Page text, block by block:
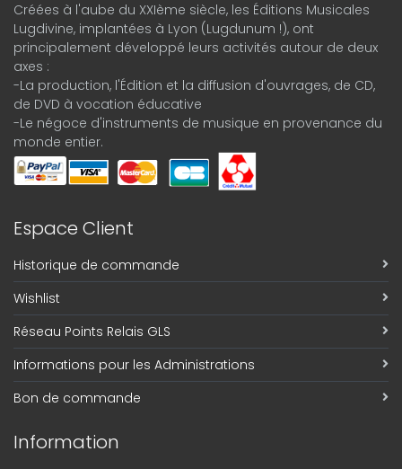
Créées à l'aube du XXIème siècle, les Éditions Musicales
Lugdivine, implantées à Lyon (Lugdunum !), ont
principalement développé leurs activités autour de deux
axes :
-La production, l'Édition et la diffusion d'ouvrages, de CD,
de DVD à vocation éducative
-Le négoce d'instruments de musique en provenance du
monde entier.
Espace Client
Historique de commande
Wishlist
Réseau Points Relais GLS
Informations pour les Administrations
Bon de commande
Information